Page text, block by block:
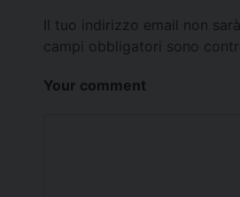
Il tuo indirizzo email non
campi obbligatori sono
Your comment